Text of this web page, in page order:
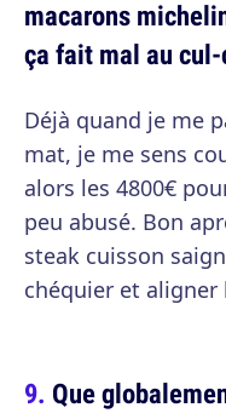
macarons
ça fait mal au
Déjà quand je me
mat, je me sens
alors les 4800€
peu abusé. Bon
steak cuisson
chéquier et aligner
Que